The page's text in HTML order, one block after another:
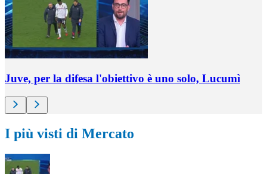
Juve, per la difesa l'obiettivo è uno solo, Lucumì
I più visti di Mercato